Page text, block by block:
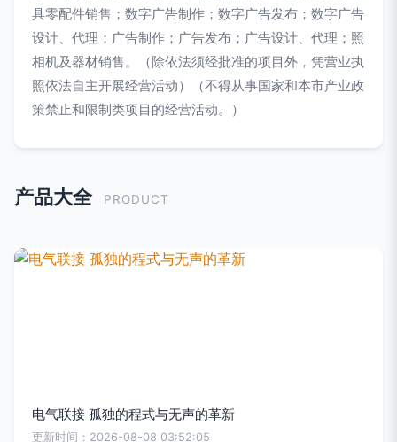
具零配件销售；数字广告制作；数字广告发布；数字广告
设计、代理；广告制作；广告发布；广告设计、代理；照
相机及器材销售。（除依法须经批准的项目外，凭营业执
照依法自主开展经营活动）（不得从事国家和本市产业政
策禁止和限制类项目的经营活动。）
产品大全 PRODUCT
电气联接 孤独的程式与无声的革新
更新时间：2026-08-08 03:52:05